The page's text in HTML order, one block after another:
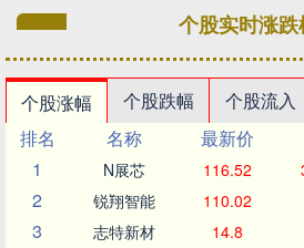
个股实时涨跌
个股涨幅 个股跌幅 个股流入
排名
名称 最新价
1
N展芯 116.52
2 锐翔智能 110.02
3 志特新材 14.8